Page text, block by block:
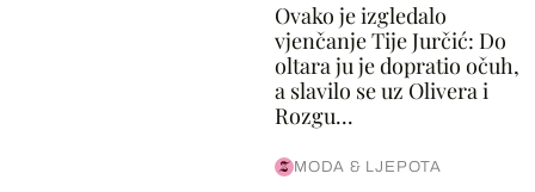
Ovako je izgledalo
vjenčanje Tije Jurčić: Do
oltara ju je dopratio očuh,
a slavilo se uz Olivera i
Rozgu...
MODA & LJEPOTA